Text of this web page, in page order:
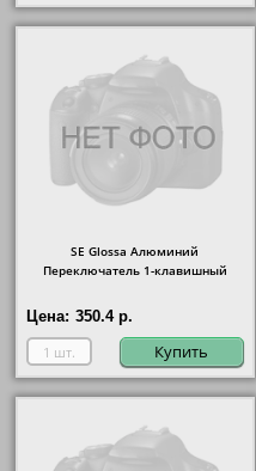
SE Glossa Алюминий
Переключатель 1-клавишный
Цена: 350.4 р.
Купить